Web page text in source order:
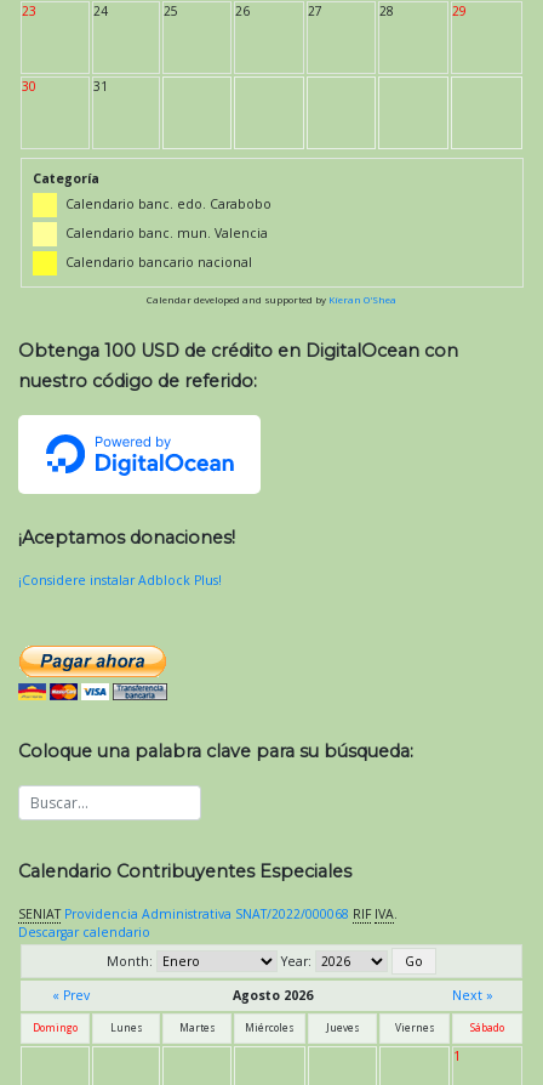
23 24 25 26 27 28 29
30 31
Categoría
Calendario banc. edo. Carabobo
Calendario banc. mun. Valencia
Calendario bancario nacional
Calendar developed and supported by Kieran O'Shea
Obtenga 100 USD de crédito en DigitalOcean con
nuestro código de referido:
¡Aceptamos donaciones!
¡Considere instalar Adblock Plus!
Coloque una palabra clave para su búsqueda:
Calendario Contribuyentes Especiales
SENIAT Providencia Administrativa SNAT/2022/000068 RIF IVA
Descargar calendario
Month:
Year:
« Prev
Agosto 2026 Next »
Domingo Lunes Martes Miércoles Jueves Viernes Sábado
1